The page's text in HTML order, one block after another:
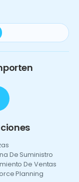
De Suministro
De Ventas
Planning